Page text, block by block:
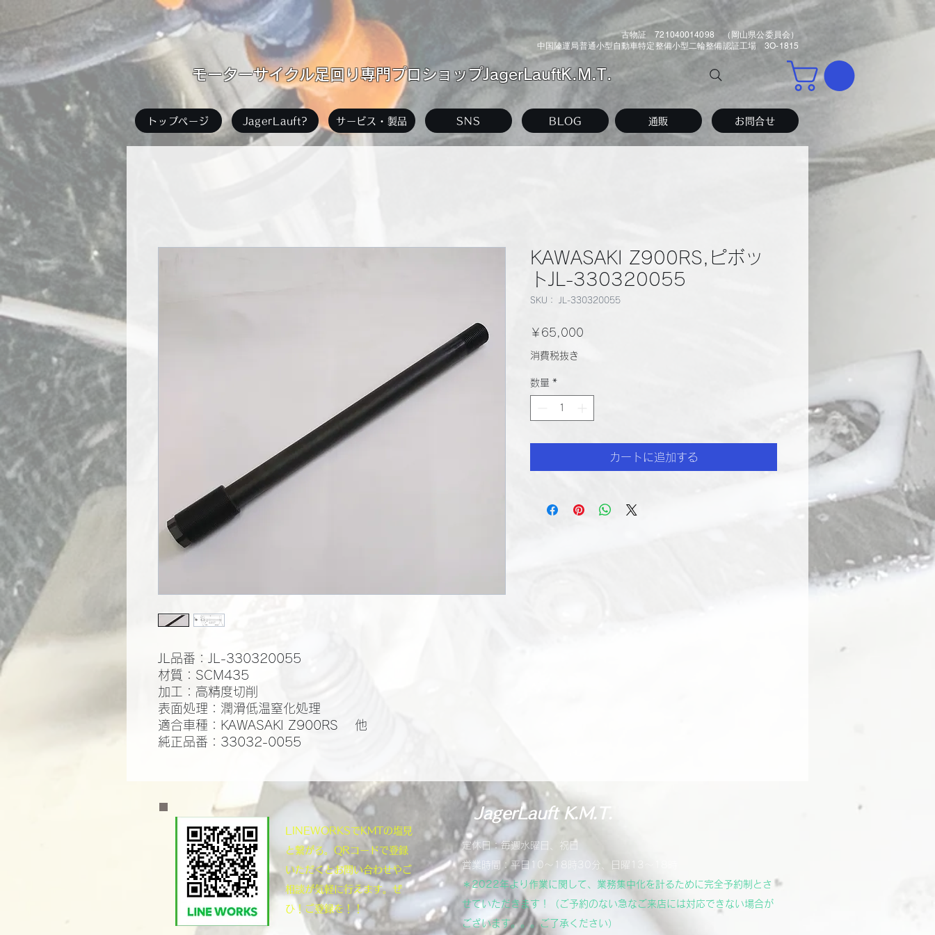
古物証 721040014098 （岡山県公委員会）
中国陸運局普通小型自動車特定整備小型二輪整備認証工場 3O-1815
​モーターサイクル足回り専門プロショップJagerLauftK.M.T.
トップページ JagerLauft? サービス・製品 SNS BLOG 通販 お問合せ
JL品番：JL-330320055
材質：SCM435
​加工：高精度切削
​表面処理：潤滑低温窒化処理​
適合車種：KAWASAKI Z900RS 他
純正品番：33032-0055
KAWASAKI Z900RS,ピボッ
トJL-330320055
SKU： JL-330320055
￥65,000
消費税抜き
数量 *
カートに追加する
​LINEWORKSでKMTの塩見
と繋がる。QRコードで登録
いただくとお問い合わせやご
相談が気軽に行えます。ぜ
ひ！ご登録を！！
JagerLauft K.M.T.
定休日：毎週水曜日、祝日
営業時間：平日10～18時30分、日曜13～18時
＊2022年より作業に関して、業務集中化を計るために完全予約制とさ
せていただきます！（ご予約のない急なご来店には対応できない場合が
ございます。。。ご了承ください）